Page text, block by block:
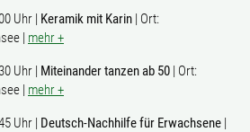
Uhr | Keramik mit Karin | Ort:
| mehr +
Uhr | Miteinander tanzen ab 50 | Ort:
| mehr +
Uhr | Deutsch-Nachhilfe für Erwachsene |